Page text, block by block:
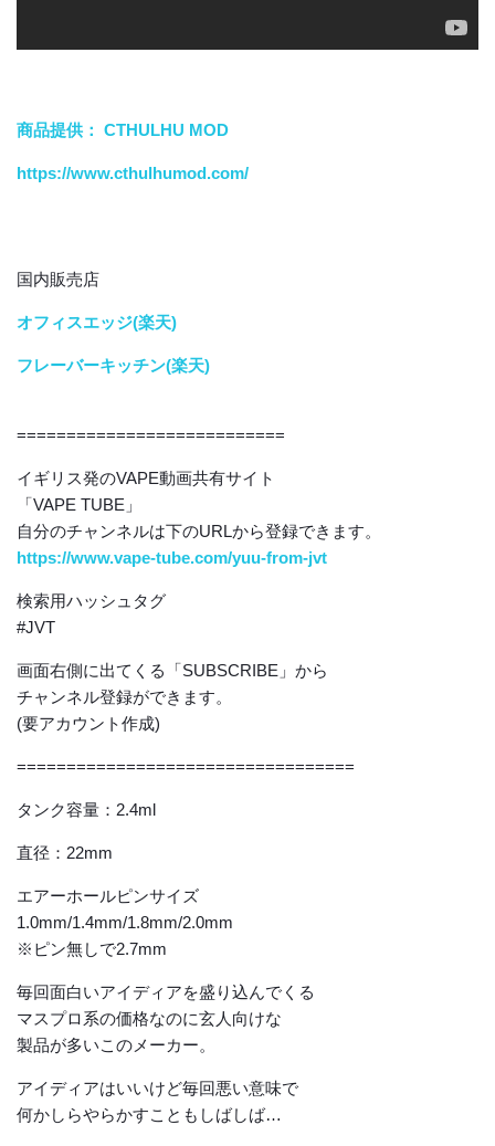
商品提供： CTHULHU MOD
https://www.cthulhumod.com/
国内販売店
オフィスエッジ(楽天)
フレーバーキッチン(楽天)
===========================
イギリス発のVAPE動画共有サイト
「VAPE TUBE」
自分のチャンネルは下のURLから登録できます。
https://www.vape-tube.com/yuu-from-jvt
検索用ハッシュタグ
#JVT
画面右側に出てくる「SUBSCRIBE」から
チャンネル登録ができます。
(要アカウント作成)
==================================
タンク容量：2.4ml
直径：22mm
エアーホールピンサイズ
1.0mm/1.4mm/1.8mm/2.0mm
※ピン無しで2.7mm
毎回面白いアイディアを盛り込んでくる
マスプロ系の価格なのに玄人向けな
製品が多いこのメーカー。
アイディアはいいけど毎回悪い意味で
何かしらやらかすこともしばしば…